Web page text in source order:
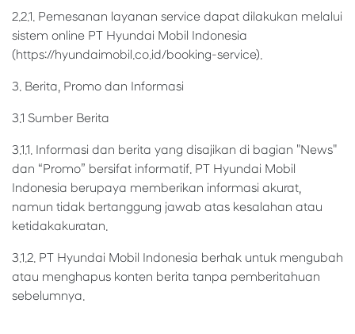
2.2.1. Pemesanan layanan service dapat dilakukan melalui
sistem online PT Hyundai Mobil Indonesia
(https://hyundaimobil.co.id/booking-service).
3. Berita, Promo dan Informasi
3.1 Sumber Berita
3.1.1. Informasi dan berita yang disajikan di bagian "News"
dan “Promo” bersifat informatif. PT Hyundai Mobil
Indonesia berupaya memberikan informasi akurat,
namun tidak bertanggung jawab atas kesalahan atau
ketidakakuratan.
3.1.2. PT Hyundai Mobil Indonesia berhak untuk mengubah
atau menghapus konten berita tanpa pemberitahuan
sebelumnya.